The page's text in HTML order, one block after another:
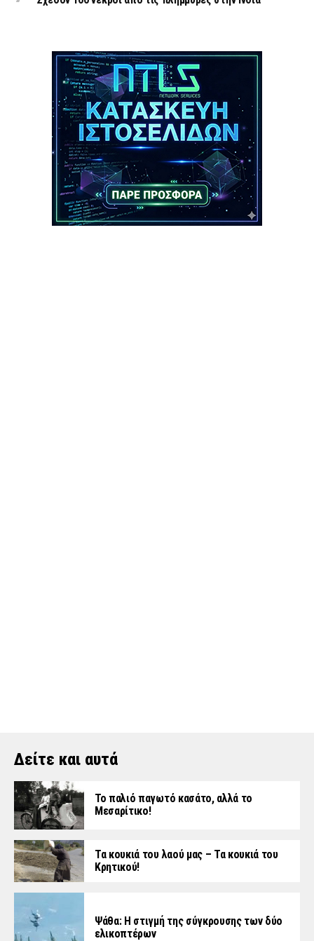
Δείτε και αυτά
Το παλιό παγωτό κασάτο, αλλά το
Μεσαρίτικο!
Τα κουκιά του λαού μας – Τα κουκιά του
Κρητικού!
Ψάθα: Η στιγμή της σύγκρουσης των δύο
ελικοπτέρων